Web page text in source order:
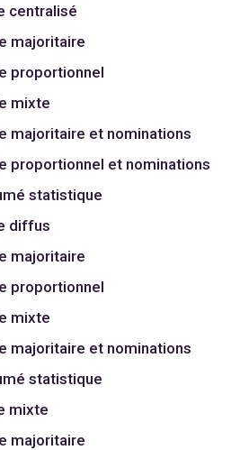
centralisé
majoritaire
proportionnel
mixte
majoritaire et nominations
proportionnel et nominations
statistique
diffus
majoritaire
proportionnel
mixte
majoritaire et nominations
statistique
mixte
majoritaire